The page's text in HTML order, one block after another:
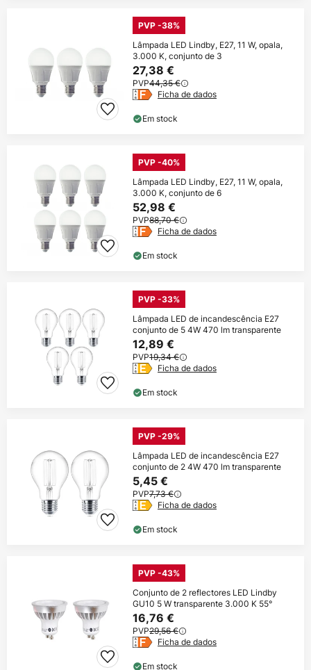
PVP -38%
Lâmpada LED Lindby, E27, 11 W, opala,
3.000 K, conjunto de 3
27,38 €
PVP44,35 €
Ficha de dados
Em stock
PVP -40%
Lâmpada LED Lindby, E27, 11 W, opala,
3.000 K, conjunto de 6
52,98 €
PVP88,70 €
Ficha de dados
Em stock
PVP -33%
Lâmpada LED de incandescência E27
conjunto de 5 4W 470 lm transparente
12,89 €
PVP19,34 €
Ficha de dados
Em stock
PVP -29%
Lâmpada LED de incandescência E27
conjunto de 2 4W 470 lm transparente
5,45 €
PVP7,73 €
Ficha de dados
Em stock
PVP -43%
Conjunto de 2 reflectores LED Lindby
GU10 5 W transparente 3.000 K 55°
16,76 €
PVP29,56 €
Ficha de dados
Em stock